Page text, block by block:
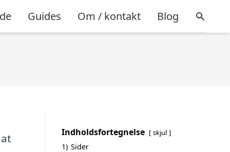
Guides Om / kontakt Blog
Indholdsfortegnelse skjul
1) Sider